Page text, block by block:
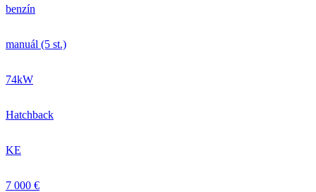
benzín
manuál (5 st.)
74kW
Hatchback
KE
7 000 €